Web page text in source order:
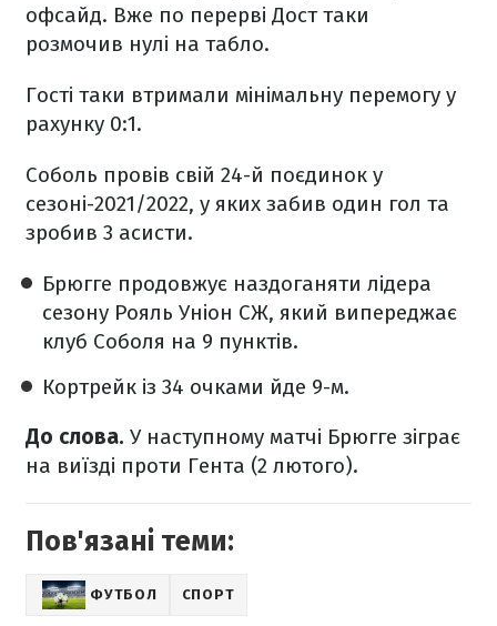
офсайд. Вже по перерві Дост таки
розмочив нулі на табло.
Гості таки втримали мінімальну перемогу у
рахунку 0:1.
Соболь провів свій 24-й поєдинок у
сезоні-2021/2022, у яких забив один гол та
зробив 3 асисти.
Брюгге продовжує наздоганяти лідера
сезону Рояль Уніон СЖ, який випереджає
клуб Соболя на 9 пунктів.
Кортрейк із 34 очками йде 9-м.
До слова. У наступному матчі Брюгге зіграє
на виїзді проти Гента (2 лютого).
Пов'язані теми:
ФУТБОЛ СПОРТ